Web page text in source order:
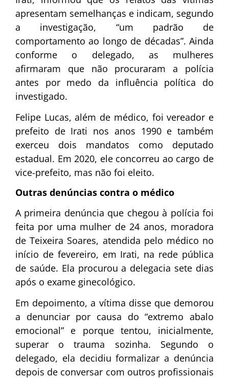
apresentam semelhanças e indicam, segundo
a investigação, “um padrão de
comportamento ao longo de décadas”. Ainda
conforme o delegado, as mulheres
afirmaram que não procuraram a polícia
antes por medo da influência política do
investigado.
Felipe Lucas, além de médico, foi vereador e
prefeito de Irati nos anos 1990 e também
exerceu dois mandatos como deputado
estadual. Em 2020, ele concorreu ao cargo de
vice-prefeito, mas não foi eleito.
Outras denúncias contra o médico
A primeira denúncia que chegou à polícia foi
feita por uma mulher de 24 anos, moradora
de Teixeira Soares, atendida pelo médico no
início de fevereiro, em Irati, na rede pública
de saúde. Ela procurou a delegacia sete dias
após o exame ginecológico.
Em depoimento, a vítima disse que demorou
a denunciar por causa do “extremo abalo
emocional” e porque tentou, inicialmente,
superar o trauma sozinha. Segundo o
delegado, ela decidiu formalizar a denúncia
depois de conversar com outros profissionais